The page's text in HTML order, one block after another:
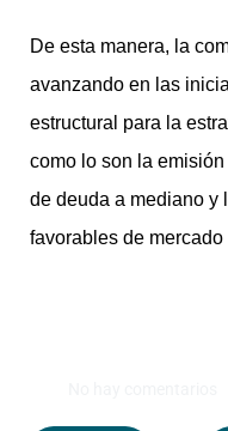
De esta manera, la
avanzando en las
estructural para la
como lo son la
de deuda a mediano y
favorables de mercado